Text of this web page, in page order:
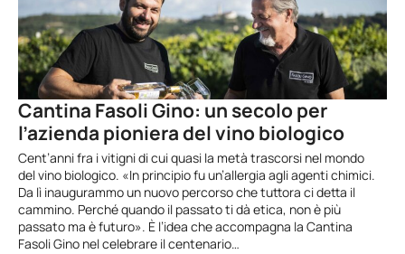
Cantina Fasoli Gino: un secolo per
l’azienda pioniera del vino biologico
Cent’anni fra i vitigni di cui quasi la metà trascorsi nel mondo
del vino biologico. «In principio fu un’allergia agli agenti chimici.
Da lì inaugurammo un nuovo percorso che tuttora ci detta il
cammino. Perché quando il passato ti dà etica, non è più
passato ma è futuro». È l’idea che accompagna la Cantina
Fasoli Gino nel celebrare il centenario…